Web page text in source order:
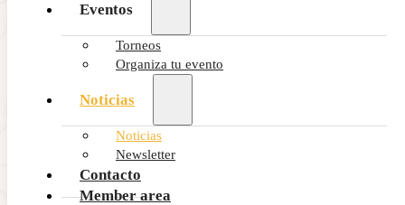
Eventos
Torneos
Organiza tu evento
Noticias
Noticias
Newsletter
Contacto
Member area
NOTICIAS - GOLF ALCANADA
Cómo afecta el viento cruzado en tu